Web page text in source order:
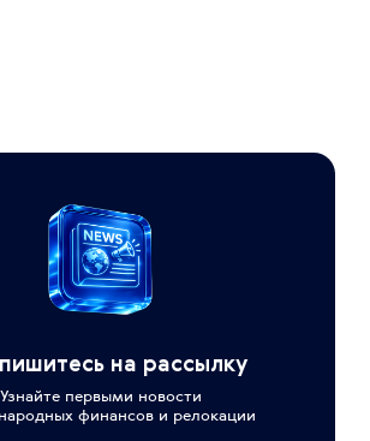
на рассылку
Узнайте первыми новости
финансов и релокации